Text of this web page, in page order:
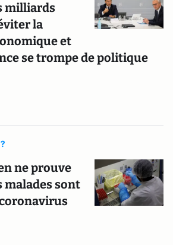
milliards
la
et
se trompe de politique
ne prouve
malades sont